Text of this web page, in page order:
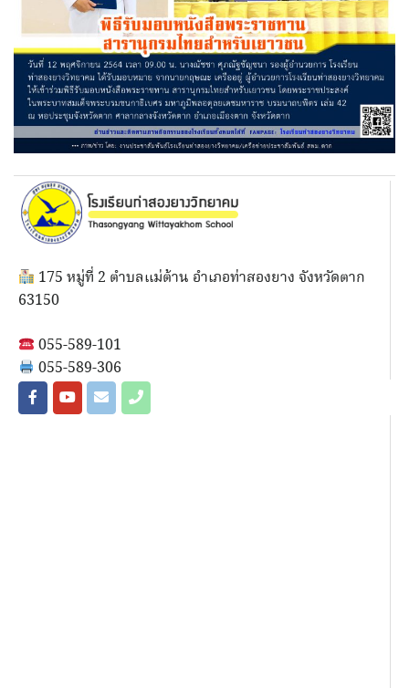
175 หมู่ที่ 2 ตำบลแม่ต้าน อำเภอท่าสองยาง จังหวัดตาก
63150
055-589-101
055-589-306